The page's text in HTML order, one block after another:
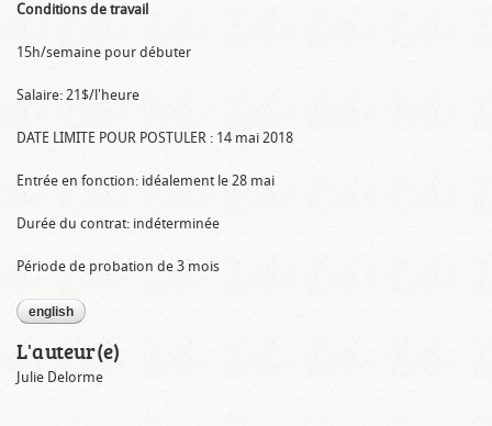
Conditions de travail
15h/semaine pour débuter
Salaire: 21$/l'heure
DATE LIMITE POUR POSTULER : 14 mai 2018
Entrée en fonction: idéalement le 28 mai
Durée du contrat: indéterminée
Période de probation de 3 mois
english
L'auteur(e)
Julie Delorme